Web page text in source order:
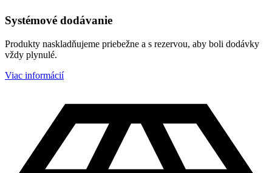
Systémové dodávanie
Produkty naskladňujeme priebežne a s rezervou, aby boli dodávky
vždy plynulé.
Viac informácií